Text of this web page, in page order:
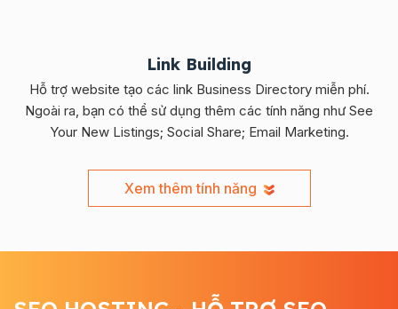
Link Building
Hỗ trợ website tạo các link Business Directory miễn phí.
Ngoài ra, bạn có thể sử dụng thêm các tính năng như See
Your New Listings; Social Share; Email Marketing.
Xem thêm tính năng